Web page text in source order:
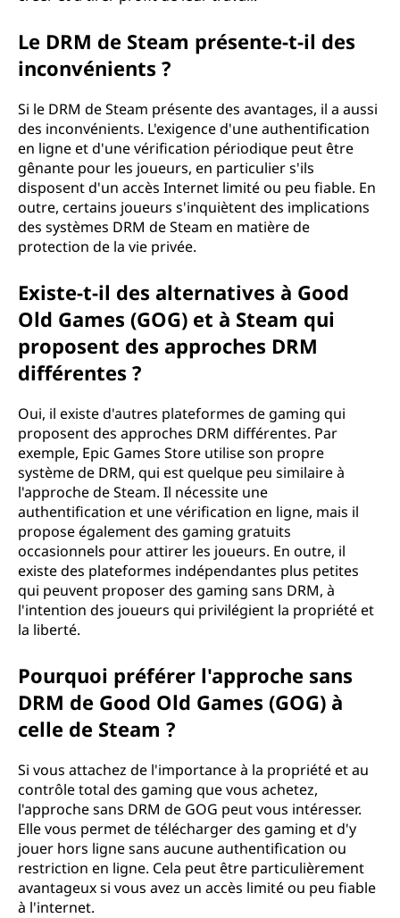
Le DRM de Steam présente-t-il des
inconvénients ?
Si le DRM de Steam présente des avantages, il a aussi
des inconvénients. L'exigence d'une authentification
en ligne et d'une vérification périodique peut être
gênante pour les joueurs, en particulier s'ils
disposent d'un accès Internet limité ou peu fiable. En
outre, certains joueurs s'inquiètent des implications
des systèmes DRM de Steam en matière de
protection de la vie privée.
Existe-t-il des alternatives à Good
Old Games (GOG) et à Steam qui
proposent des approches DRM
différentes ?
Oui, il existe d'autres plateformes de gaming qui
proposent des approches DRM différentes. Par
exemple, Epic Games Store utilise son propre
système de DRM, qui est quelque peu similaire à
l'approche de Steam. Il nécessite une
authentification et une vérification en ligne, mais il
propose également des gaming gratuits
occasionnels pour attirer les joueurs. En outre, il
existe des plateformes indépendantes plus petites
qui peuvent proposer des gaming sans DRM, à
l'intention des joueurs qui privilégient la propriété et
la liberté.
Pourquoi préférer l'approche sans
DRM de Good Old Games (GOG) à
celle de Steam ?
Si vous attachez de l'importance à la propriété et au
contrôle total des gaming que vous achetez,
l'approche sans DRM de GOG peut vous intéresser.
Elle vous permet de télécharger des gaming et d'y
jouer hors ligne sans aucune authentification ou
restriction en ligne. Cela peut être particulièrement
avantageux si vous avez un accès limité ou peu fiable
à l'internet.